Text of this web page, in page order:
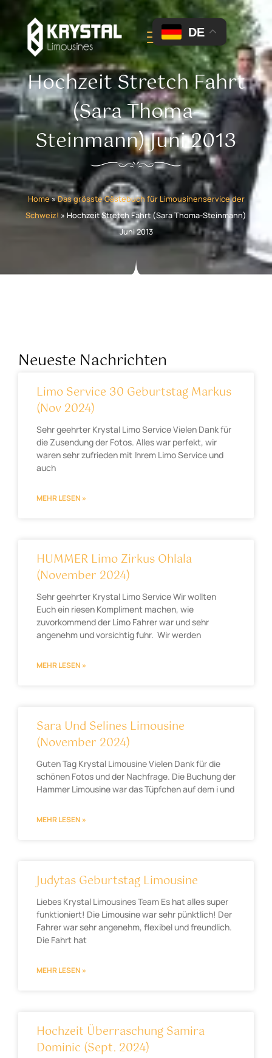
Hochzeit Stretch Fahrt
(Sara Thoma-
Steinmann) Juni 2013
Home»Das grösste Gästebuch für Limousinenservice der
Schweiz!» Hochzeit Stretch Fahrt (Sara Thoma-Steinmann)
Juni 2013
Neueste Nachrichten
Limo Service 30 Geburtstag Markus
(Nov 2024)
Sehr geehrter Krystal Limo Service Vielen Dank für
die Zusendung der Fotos. Alles war perfekt, wir
waren sehr zufrieden mit Ihrem Limo Service und
auch
MEHR LESEN »
HUMMER Limo Zirkus Ohlala
(November 2024)
Sehr geehrter Krystal Limo Service Wir wollten
Euch ein riesen Kompliment machen, wie
zuvorkommend der Limo Fahrer war und sehr
angenehm und vorsichtig fuhr. Wir werden
MEHR LESEN »
Sara Und Selines Limousine
(November 2024)
Guten Tag Krystal Limousine Vielen Dank für die
schönen Fotos und der Nachfrage. Die Buchung der
Hammer Limousine war das Tüpfchen auf dem i und
MEHR LESEN »
Judytas Geburtstag Limousine
Liebes Krystal Limousines Team Es hat alles super
funktioniert! Die Limousine war sehr pünktlich! Der
Fahrer war sehr angenehm, flexibel und freundlich.
Die Fahrt hat
MEHR LESEN »
Hochzeit Überraschung Samira
Dominic (Sept. 2024)
DE